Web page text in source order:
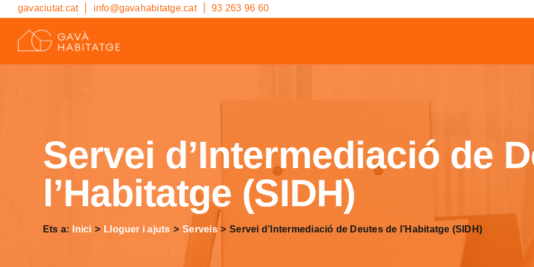
Skip
content
gavaciutat.cat info@gavahabitatge.cat 93 263 96 60
Inici
Rehabilitació
Servei d’Intermediació de
l’Habitatge (SIDH)
Ets a: Inici Lloguer i ajuts Serveis Servei d’Intermediació de Deutes de l’Habitatge (SIDH)